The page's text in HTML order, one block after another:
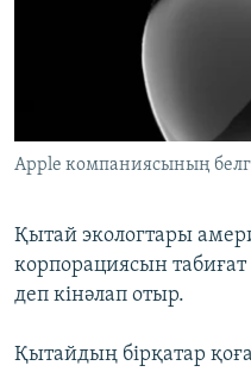
Apple компаниясының
Қытай экологтары
корпорациясын
деп кінәлап отыр.
Қытайдың бірқатар